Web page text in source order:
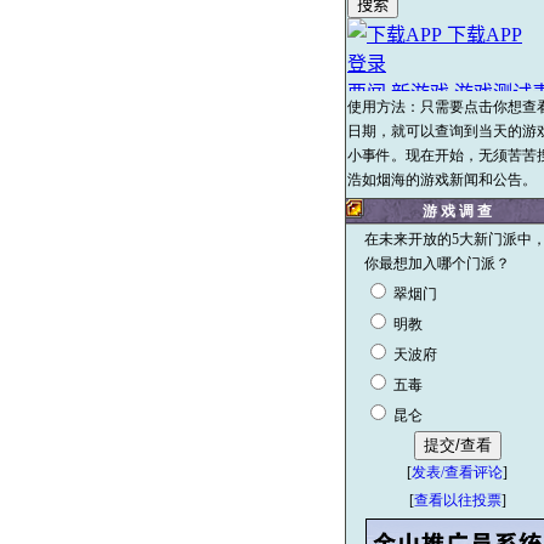
使用方法：只需要点击你想查
日期，就可以查询到当天的游
小事件。现在开始，无须苦苦
浩如烟海的游戏新闻和公告。
游 戏 调 查
在未来开放的5大新门派中，
你最想加入哪个门派？
翠烟门
明教
天波府
五毒
昆仑
[发表/查看评论]
[查看以往投票]